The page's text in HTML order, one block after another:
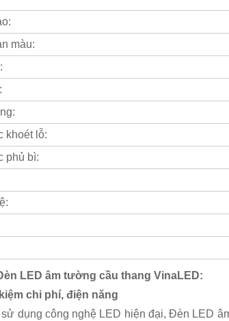
màu:
khoét lỗ:
phủ bì:
LED âm tường cầu thang VinaLED:
chi phí, điện năng
dụng công nghệ LED hiện đại, Đèn LED